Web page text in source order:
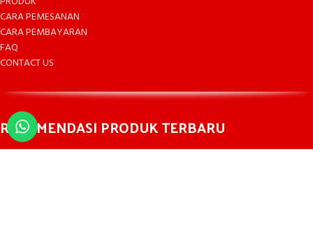
CARA PEMESANAN
CARA PEMBAYARAN
FAQ
CONTACT US
REKOMENDASI PRODUK TERBARU